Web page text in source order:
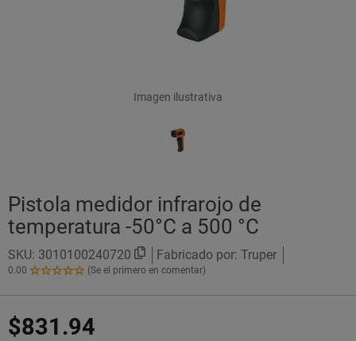
Imagen ilustrativa
Pistola medidor infrarojo de
temperatura -50°C a 500 °C
SKU: 3010100240720 Fabricado por: Truper
0.00
0.00
Estrellas!
(Se el primero en comentar)
$831.94